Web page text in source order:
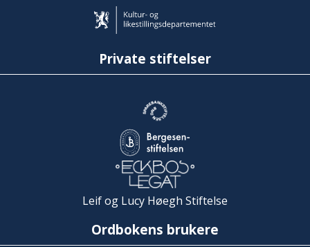
Private stiftelser
Leif og Lucy Høegh Stiftelse
Ordbokens brukere